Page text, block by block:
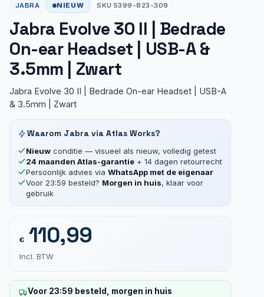
JABRA NIEUW SKU 5399-823-309
Jabra Evolve 30 II | Bedrade
On-ear Headset | USB-A &
3.5mm | Zwart
Jabra Evolve 30 II | Bedrade On-ear Headset | USB-A
& 3.5mm | Zwart
Waarom Jabra via Atlas Works?
Nieuw conditie — visueel als nieuw, volledig getest
24 maanden Atlas-garantie + 14 dagen retourrecht
Persoonlijk advies via WhatsApp met de eigenaar
Voor 23:59 besteld? Morgen in huis, klaar voor
gebruik
€110,99
Incl. BTW
Voor 23:59 besteld, morgen in huis